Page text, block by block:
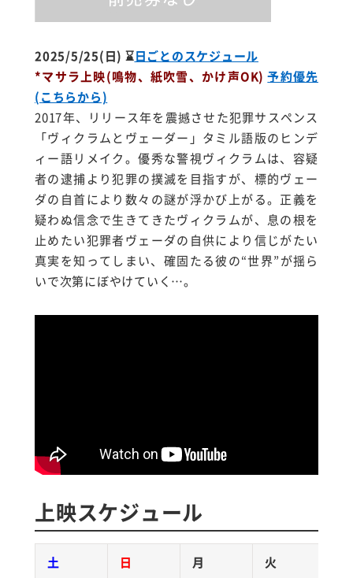
2025/5/25(日) ⌛日ごとのスケジュール
*マサラ上映(鳴物、紙吹雪、かけ声OK) 予約優先
(こちらから)
2017年、リリース年を震撼させた犯罪サスペンス
「ヴィクラムとヴェーダー」タミル語版のヒンデ
ィー語リメイク。優秀な警視ヴィクラムは、容疑
者の逮捕より犯罪の撲滅を目指すが、標的ヴェー
ダの自首により数々の謎が浮かび上がる。 正義を
疑わぬ信念で生きてきたヴィクラムが、息の根を
止めたい犯罪者ヴェーダの自供により信じがたい
真実を知ってしまい、確固たる彼の“世界”が揺ら
いで次第にぼやけていく…。
上映スケジュール
土 日 月 火